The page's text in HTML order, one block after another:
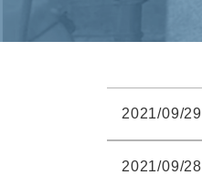
2021/09/29
2021/09/28